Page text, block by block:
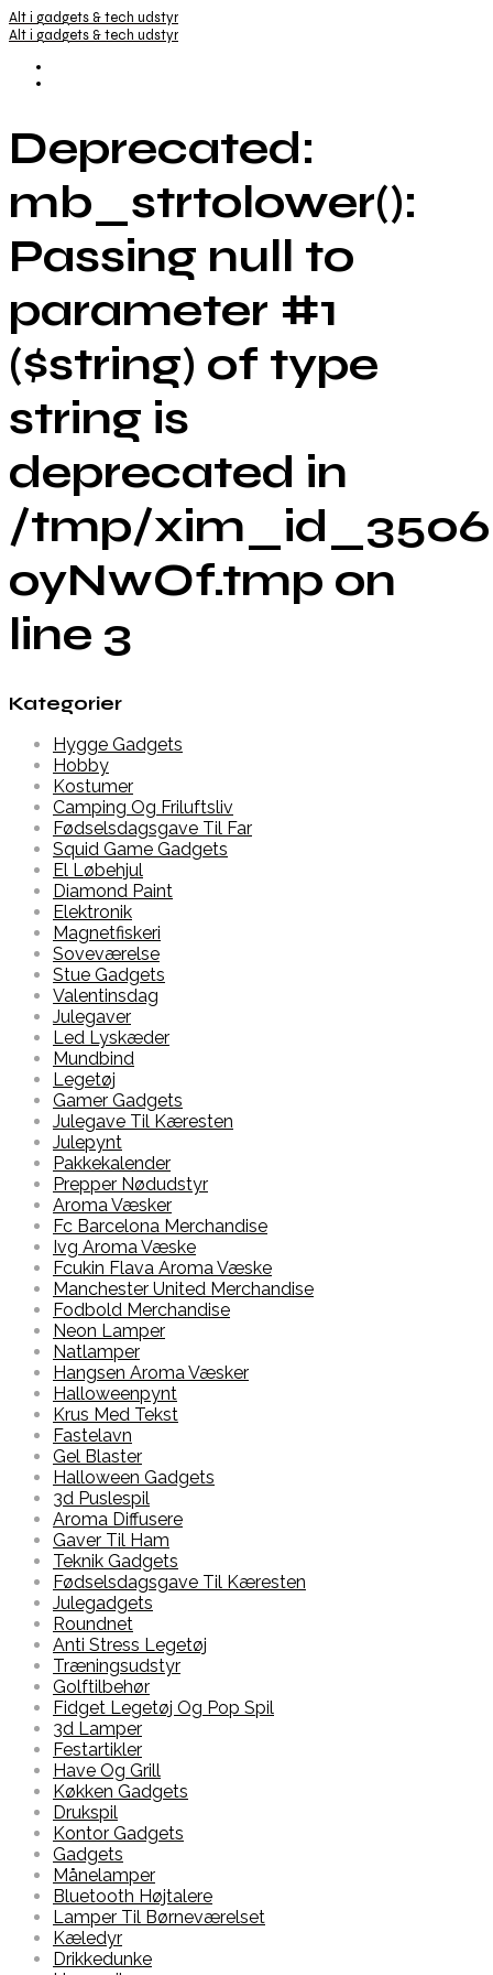
Alt i gadgets & tech udstyr
Alt i gadgets & tech udstyr
Deprecated:
mb_strtolower():
Passing null to
parameter #1
($string) of type
string is
deprecated in
/tmp/
oyNwOf.tmp on
line 3
Kategorier
Hygge Gadgets
Hobby
Kostumer
Camping Og Friluftsliv
Fødselsdagsgave Til Far
Squid Game Gadgets
El Løbehjul
Diamond Paint
Elektronik
Magnetfiskeri
Soveværelse
Stue Gadgets
Valentinsdag
Julegaver
Led Lyskæder
Mundbind
Legetøj
Gamer Gadgets
Julegave Til Kæresten
Julepynt
Pakkekalender
Prepper Nødudstyr
Aroma Væsker
Fc Barcelona Merchandise
Ivg Aroma Væske
Fcukin Flava Aroma Væske
Manchester United Merchandise
Fodbold Merchandise
Neon Lamper
Natlamper
Hangsen Aroma Væsker
Halloweenpynt
Krus Med Tekst
Fastelavn
Gel Blaster
Halloween Gadgets
3d Puslespil
Aroma Diffusere
Gaver Til Ham
Teknik Gadgets
Fødselsdagsgave Til Kæresten
Julegadgets
Roundnet
Anti Stress Legetøj
Træningsudstyr
Golftilbehør
Fidget Legetøj Og Pop Spil
3d Lamper
Festartikler
Have Og Grill
Køkken Gadgets
Drukspil
Kontor Gadgets
Gadgets
Månelamper
Bluetooth Højtalere
Lamper Til Børneværelset
Kæledyr
Drikkedunke